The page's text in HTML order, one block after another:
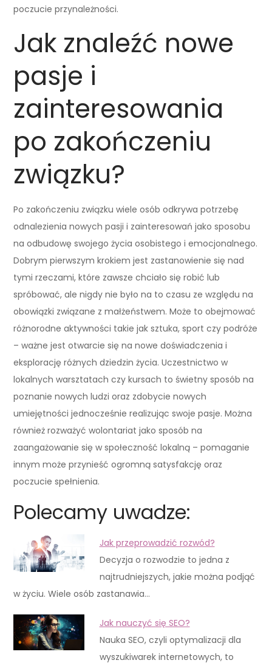
poczucie przynależności.
Jak znaleźć nowe
pasje i
zainteresowania
po zakończeniu
związku?
Po zakończeniu związku wiele osób odkrywa potrzebę
odnalezienia nowych pasji i zainteresowań jako sposobu
na odbudowę swojego życia osobistego i emocjonalnego.
Dobrym pierwszym krokiem jest zastanowienie się nad
tymi rzeczami, które zawsze chciało się robić lub
spróbować, ale nigdy nie było na to czasu ze względu na
obowiązki związane z małżeństwem. Może to obejmować
różnorodne aktywności takie jak sztuka, sport czy podróże
– ważne jest otwarcie się na nowe doświadczenia i
eksplorację różnych dziedzin życia. Uczestnictwo w
lokalnych warsztatach czy kursach to świetny sposób na
poznanie nowych ludzi oraz zdobycie nowych
umiejętności jednocześnie realizując swoje pasje. Można
również rozważyć wolontariat jako sposób na
zaangażowanie się w społeczność lokalną – pomaganie
innym może przynieść ogromną satysfakcję oraz
poczucie spełnienia.
Polecamy uwadze:
Jak przeprowadzić rozwód?
Decyzja o rozwodzie to jedna z
najtrudniejszych, jakie można podjąć
w życiu. Wiele osób zastanawia…
Jak nauczyć się SEO?
Nauka SEO, czyli optymalizacji dla
wyszukiwarek internetowych, to